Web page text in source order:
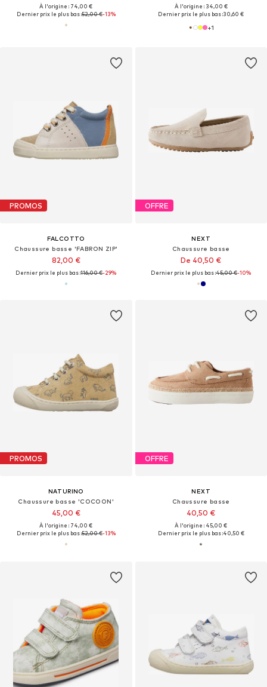
À l'origine : 74,00 €
Dernier prix le plus bas :52,00 €-13%
À l'origine : 34,00 €
Dernier prix le plus bas :30,60 €
+1
PROMOS
FALCOTTO
Chaussure basse 'FABRON ZIP'
82,00 €
Dernier prix le plus bas :116,00 €-29%
OFFRE
NEXT
Chaussure basse
De 40,50 €
Dernier prix le plus bas :45,00 €-10%
PROMOS
NATURINO
Chaussure basse 'COCOON'
45,00 €
À l'origine : 74,00 €
Dernier prix le plus bas :52,00 €-13%
OFFRE
NEXT
Chaussure basse
40,50 €
À l'origine : 45,00 €
Dernier prix le plus bas :40,50 €